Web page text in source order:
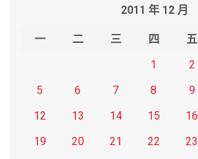
2011 年 12 月
一 二 三 四 五
1
2
5
6 7 8 9
12
13 14 15 16
19
20 21 22 23